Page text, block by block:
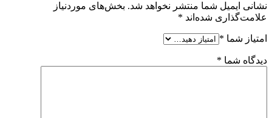
نشانی ایمیل شما منتشر نخواهد شد. بخش‌های موردنیاز
علامت‌گذاری شده‌اند *
امتیاز شما *
دیدگاه شما *